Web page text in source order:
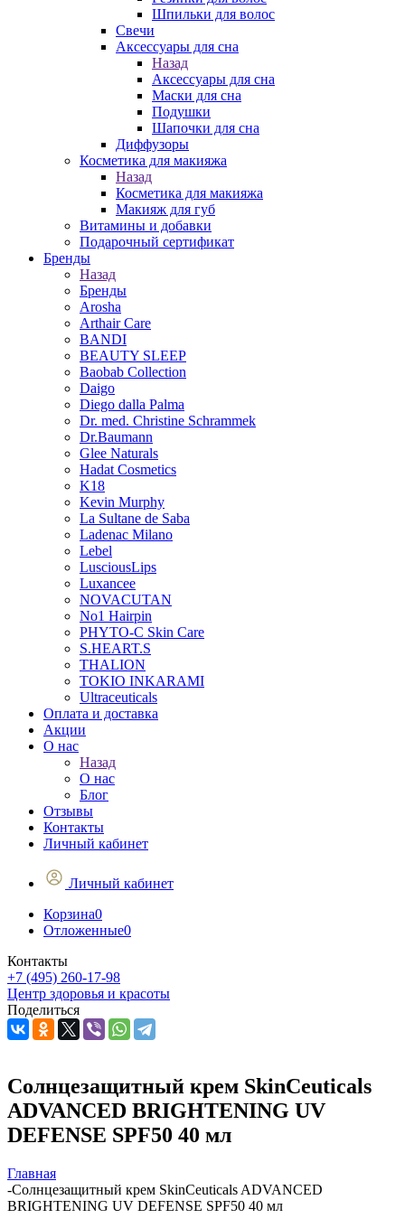
Шпильки для волос
Свечи
Аксессуары для сна
Назад
Аксессуары для сна
Маски для сна
Подушки
Шапочки для сна
Диффузоры
Косметика для макияжа
Назад
Косметика для макияжа
Макияж для губ
Витамины и добавки
Подарочный сертификат
Бренды
Назад
Бренды
Arosha
Arthair Care
BANDI
BEAUTY SLEEP
Baobab Collection
Daigo
Diego dalla Palma
Dr. med. Christine Schrammek
Dr.Baumann
Glee Naturals
Hadat Cosmetics
K18
Kevin Murphy
La Sultane de Saba
Ladenac Milano
Lebel
LusciousLips
Luxancee
NOVACUTAN
No1 Hairpin
PHYTO-C Skin Care
S.HEART.S
THALION
TOKIO INKARAMI
Ultraceuticals
Оплата и доставка
Акции
О нас
Назад
О нас
Блог
Отзывы
Контакты
Личный кабинет
Личный кабинет
Корзина0
Отложенные0
Контакты
+7 (495) 260-17-98
Центр здоровья и красоты
Поделиться
Солнцезащитный крем SkinCeuticals
ADVANCED BRIGHTENING UV
DEFENSE SPF50 40 мл
Главная
-Солнцезащитный крем SkinCeuticals ADVANCED
BRIGHTENING UV DEFENSE SPF50 40 мл